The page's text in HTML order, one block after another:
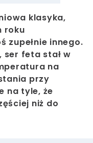
klasyka,
roku
zupełnie innego.
ser feta stał w
na
przy
na tyle, że
niż do